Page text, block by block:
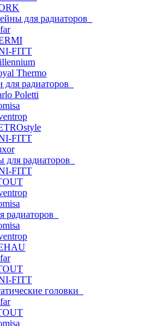
для радиаторов
FITT
Thermo
для радиаторов
Poletti
FITT
для радиаторов
FITT
радиаторов
FITT
головки